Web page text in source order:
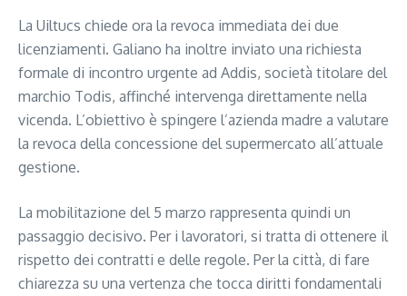
La Uiltucs chiede ora la revoca immediata dei due
licenziamenti. Galiano ha inoltre inviato una richiesta
formale di incontro urgente ad Addis, società titolare del
marchio Todis, affinché intervenga direttamente nella
vicenda. L’obiettivo è spingere l’azienda madre a valutare
la revoca della concessione del supermercato all’attuale
gestione.
La mobilitazione del 5 marzo rappresenta quindi un
passaggio decisivo. Per i lavoratori, si tratta di ottenere il
rispetto dei contratti e delle regole. Per la città, di fare
chiarezza su una vertenza che tocca diritti fondamentali